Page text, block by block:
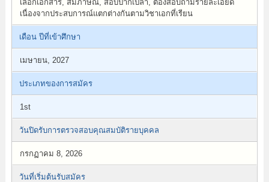
เลือกเอกสาร, สัมภาษณ์, สอบปากเปล่า, ต้องสอบถามรายละเอียด
เนื่องจากประสบการณ์แตกต่างกันตามวิชาเอกที่เรียน
เดือน ปีที่เข้าศึกษา
เมษายน, 2027
ประเภทของการสมัคร
1st
วันปิดรับการตรวจสอบคุณสมบัติรายบุคคล
กรกฏาคม 8, 2026
วันที่เริ่มต้นรับสมัคร